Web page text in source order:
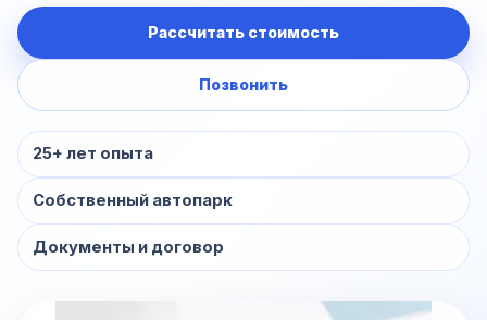
Рассчитать стоимость
Позвонить
25+ лет опыта
Собственный автопарк
Документы и договор